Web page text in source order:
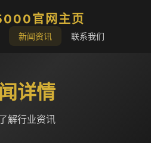
官网主页
新闻资讯 联系我们
详情
解行业资讯